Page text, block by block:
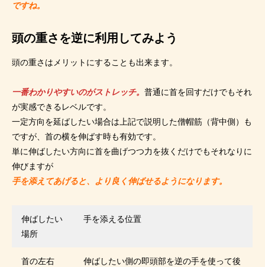
ですね。
頭の重さを逆に利用してみよう
頭の重さはメリットにすることも出来ます。
一番わかりやすいのがストレッチ。 普通に首を回すだけでもそれ
が実感できるレベルです。
一定方向を延ばしたい場合は上記で説明した僧帽筋（背中側）も
ですが、首の横を伸ばす時も有効です。
単に伸ばしたい方向に首を曲げつつ力を抜くだけでもそれなりに
伸びますが
手を添えてあげると、より良く伸ばせるようになります。
伸ばしたい
場所
手を添える位置
首の左右
伸ばしたい側の即頭部を逆の手を使って後